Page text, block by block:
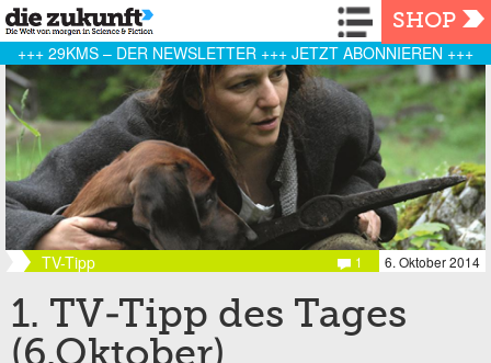
Navigation
SHOP
+++ 29KMS – DER NEWSLETTER +++ JETZT ABONNIEREN +++
TV-Tipp 6. Oktober 2014
1
1. TV-Tipp des Tages